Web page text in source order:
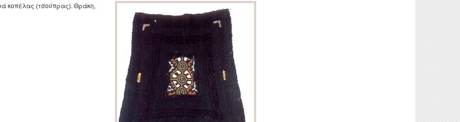
Τεκμηρίωση
Συνεδρίων και Ημερίδων
Ηλεκτρονική Θρακική
Βιβλιογραφία
κοπέλας (τσούπρας). Θράκη,